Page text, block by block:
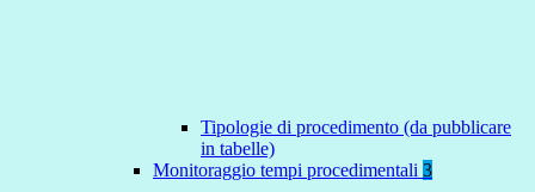
Tipologie di procedimento (da pubblicare
in tabelle)
Monitoraggio tempi procedimentali 3